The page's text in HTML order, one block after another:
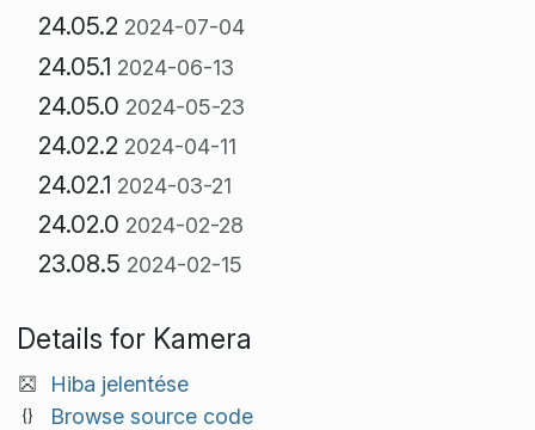
24.05.2 2024-07-04
24.05.1 2024-06-13
24.05.0 2024-05-23
24.02.2 2024-04-11
24.02.1 2024-03-21
24.02.0 2024-02-28
23.08.5 2024-02-15
Details for Kamera
Hiba jelentése
Browse source code